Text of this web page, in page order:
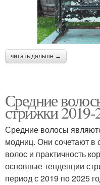
читать дальше →
Средние
стрижки 2019-
Средние волосы
модниц. Они сочетают в
волос и практичность
основные тенденции
период с 2019 по 2025